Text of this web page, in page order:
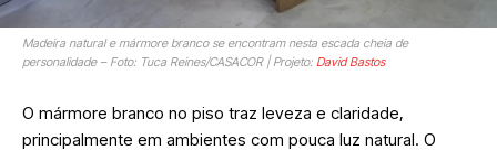
Madeira natural e mármore branco se encontram nesta escada cheia de
personalidade – Foto: Tuca Reines/CASACOR | Projeto: David Bastos
O mármore branco no piso traz leveza e claridade,
principalmente em ambientes com pouca luz natural. O